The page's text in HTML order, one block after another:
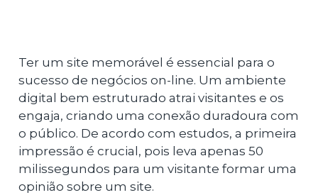
Ter um site memorável é essencial para o
sucesso de negócios on-line. Um ambiente
digital bem estruturado atrai visitantes e os
engaja, criando uma conexão duradoura com
o público. De acordo com estudos, a primeira
impressão é crucial, pois leva apenas 50
milissegundos para um visitante formar uma
opinião sobre um site.